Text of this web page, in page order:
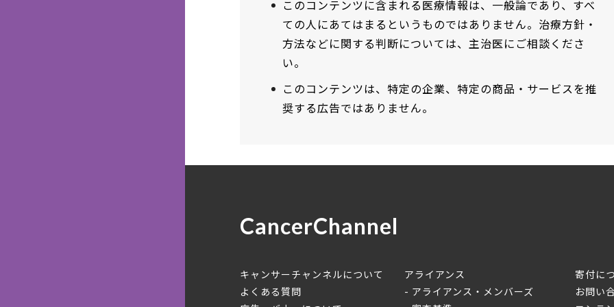
このコンテンツに含まれる医療情報は、一般論であり、すべ
ての人にあてはまるというものではありません。治療方針・
方法などに関する判断については、主治医にご相談くださ
い。
このコンテンツは、特定の企業、特定の商品・サービスを推
奨する広告ではありません。
CancerChannel
キャンサーチャンネルについて
よくある質問
アライアンス
アライアンス・メンバーズ
寄付に
お問い